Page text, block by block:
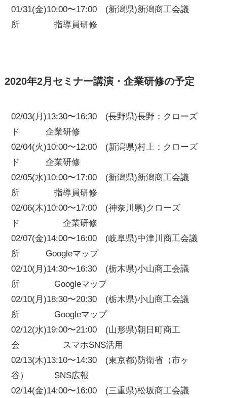
01/31(金)10:00〜17:00 (新潟県)新潟商工会議
所 指導員研修
2020年2月セミナー講演・企業研修の予定
02/03(月)13:30〜16:30 (長野県)長野：クローズ
ド 企業研修
02/04(火)10:00〜12:00 (新潟県)村上：クローズ
ド 企業研修
02/05(水)10:00〜17:00 (新潟県)新潟商工会議
所 指導員研修
02/06(木)10:00〜17:00 (神奈川県)クローズ
ド 企業研修
02/07(金)14:00〜16:00 (岐阜県)中津川商工会議
所 Googleマップ
02/10(月)14:30〜16:30 (栃木県)小山商工会議
所 Googleマップ
02/10(月)18:30〜20:30 (栃木県)小山商工会議
所 Googleマップ
02/12(水)19:00〜21:00 (山形県)朝日町商工
会 スマホSNS活用
02/13(木)13:10〜14:30 (東京都)防衛省（市ヶ
谷） SNS広報
02/14(金)14:00〜16:00 (三重県)松坂商工会議